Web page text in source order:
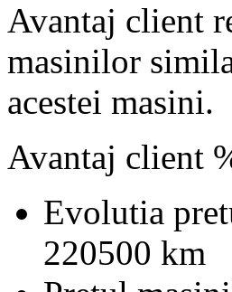
Avantaj client
masinilor
acestei masini.
Avantaj client
Evolutia
220500 km